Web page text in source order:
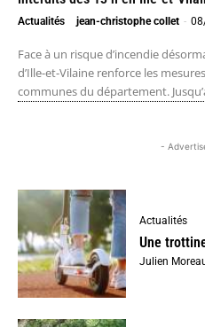
Actualités jean-christophe collet -
Face à un risque d’incendie
d’Ille-et-Vilaine renforce les
communes du département.
-
Actualités
Une
Julien